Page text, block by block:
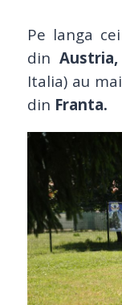
Pe langa
din Austria,
Italia) au
din Franta.